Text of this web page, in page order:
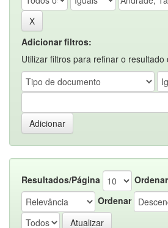
Adicionar filtros:
Utilizar filtros para refinar o resultado
Resultados/Página
Ordenar